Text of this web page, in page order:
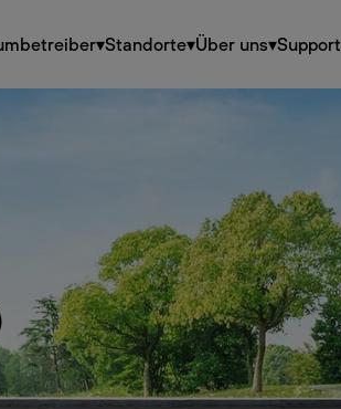
▾Standorte▾Über uns▾Support